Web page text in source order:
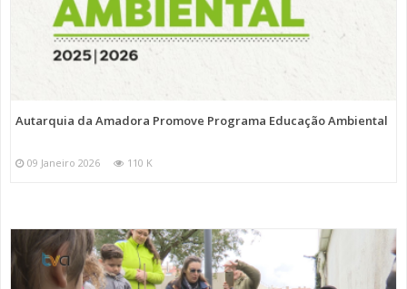
Autarquia da Amadora Promove Programa Educação Ambiental
09 Janeiro 2026 110 K